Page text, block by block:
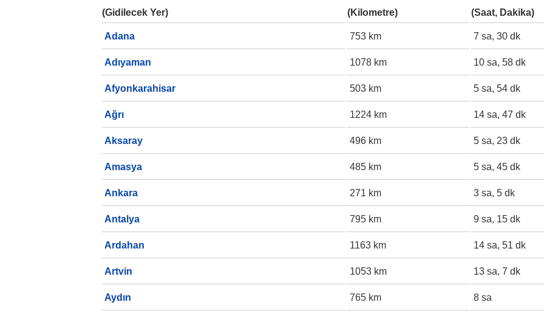
(Gidilecek Yer)
(Kilometre)
(Saat, Dakika)
Adana 753 km 7 sa, 30 dk
Adıyaman 1078 km 10 sa, 58 dk
Afyonkarahisar 503 km 5 sa, 54 dk
Ağrı 1224 km 14 sa, 47 dk
Aksaray 496 km 5 sa, 23 dk
Amasya 485 km 5 sa, 45 dk
Ankara 271 km 3 sa, 5 dk
Antalya 795 km 9 sa, 15 dk
Ardahan 1163 km 14 sa, 51 dk
Artvin 1053 km 13 sa, 7 dk
Aydın 765 km 8 sa